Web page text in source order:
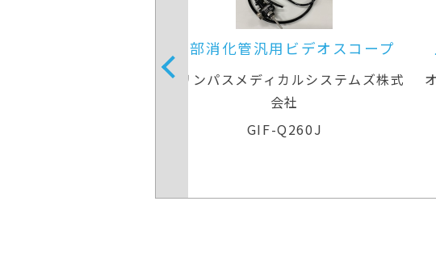
ディカルシステムズ株式
上部消化管汎用ビデオスコープ
オリンパスメディカルシステムズ株式
GIF-Q260